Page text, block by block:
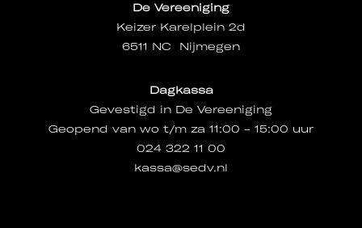
De Vereeniging
Keizer Karelplein 2d
6511 NC Nijmegen
Dagkassa
Gevestigd in De Vereeniging
Geopend van wo t/m za 11:00 - 15:00 uur
024 322 11 00
kassa@sedv.nl